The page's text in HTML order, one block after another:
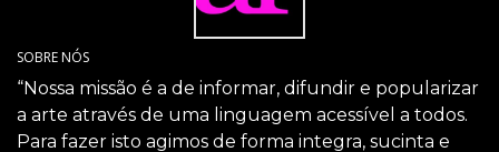
SOBRE NÓS
“Nossa missão é a de informar, difundir e popularizar
a arte através de uma linguagem acessível a todos.
Para fazer isto agimos de forma integra, sucinta e